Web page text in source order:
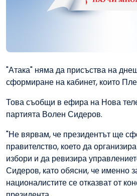
"Атака" няма да присъства на
сформиране на кабинет, които
Това съобщи в ефира на Нова
партията Волен Сидеров.
"Не вярвам, че президентът ще
правителство, което да
избори и да ревизира
Сидеров, като обясни, че именно
националистите се отказват от